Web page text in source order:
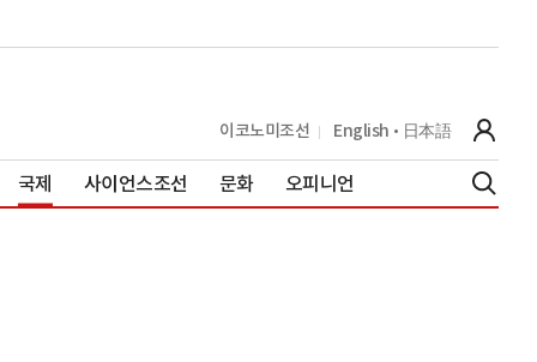
이코노미조선 English 日本語
국제 사이언스조선 문화 오피니언